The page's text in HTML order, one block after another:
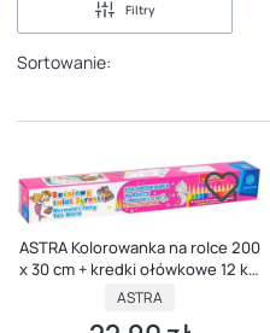
Filtry
Sortowanie:
ASTRA Kolorowanka na rolce 200
x 30 cm + kredki ołówkowe 12 kol
WZORY
PRODUCENT
ASTRA